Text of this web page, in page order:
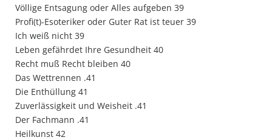
Völlige Entsagung oder Alles aufgeben 39
Profi(t)-Esoteriker oder Guter Rat ist teuer 39
Ich weiß nicht 39
Leben gefährdet Ihre Gesundheit 40
Recht muß Recht bleiben 40
Das Wettrennen .41
Die Enthüllung 41
Zuverlässigkeit und Weisheit .41
Der Fachmann .41
Heilkunst 42